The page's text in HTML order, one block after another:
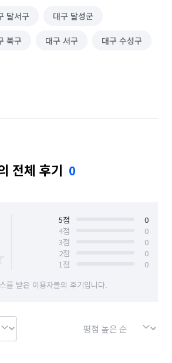
달서구 대구 달성군
북구 대구 서구 대구 수성구
전체 후기 0
5점
0
4점
0
3점
0
2점
0
1점
0
를 받은 이용자들의 후기입니다.